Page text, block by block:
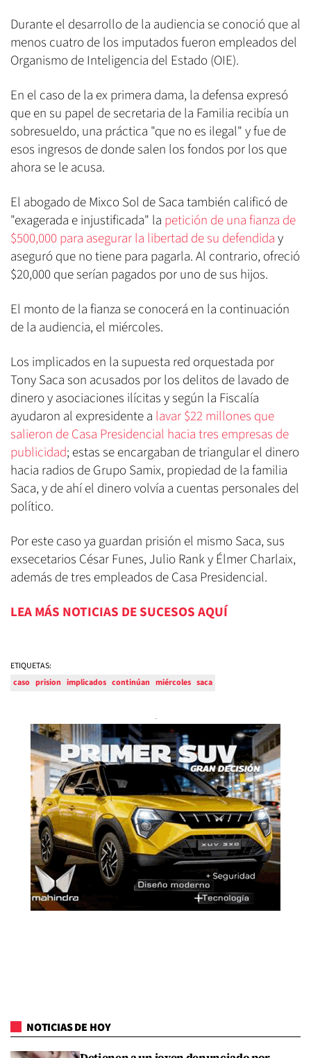
Durante el desarrollo de la audiencia se conoció que al
menos cuatro de los imputados fueron empleados del
Organismo de Inteligencia del Estado (OIE).
En el caso de la ex primera dama, la defensa expresó
que en su papel de secretaria de la Familia recibía un
sobresueldo, una práctica "que no es ilegal" y fue de
esos ingresos de donde salen los fondos por los que
ahora se le acusa.
El abogado de Mixco Sol de Saca también calificó de
"exagerada e injustificada" la petición de una fianza de
$500,000 para asegurar la libertad de su defendiday
aseguró que no tiene para pagarla. Al contrario, ofreció
$20,000 que serían pagados por uno de sus hijos.
El monto de la fianza se conocerá en la continuación
de la audiencia, el miércoles.
Los implicados en la supuesta red orquestada por
Tony Saca son acusados por los delitos de lavado de
dinero y asociaciones ilícitas y según la Fiscalía
ayudaron al expresidente a lavar $22 millones que
salieron de Casa Presidencial hacia tres empresas de
publicidad; estas se encargaban de triangular el dinero
hacia radios de Grupo Samix, propiedad de la familia
Saca, y de ahí el dinero volvía a cuentas personales del
político.
Por este caso ya guardan prisión el mismo Saca, sus
exsecetarios César Funes, Julio Rank y Élmer Charlaix,
además de tres empleados de Casa Presidencial.
LEA MÁS NOTICIAS DE SUCESOS AQUÍ
ETIQUETAS:
caso prision implicados continúan miércoles saca
NOTICIAS DE HOY